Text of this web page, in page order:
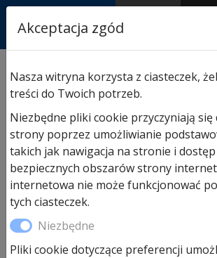
AUTORYZOWANY
PARTNER & SERWIS
przesuwnych/ Paczka ze śrubami
Akceptacja zgód
Nasza witryna korzysta z ciasteczek,
treści do Twoich potrzeb.
Niezbędne pliki cookie przyczyniają się
strony poprzez umożliwianie
takich jak nawigacja na stronie i
bezpiecznych obszarów strony
internetowa nie może funkcjonować
tych ciasteczek.
Niezbędne
Pliki cookie dotyczące preferencji